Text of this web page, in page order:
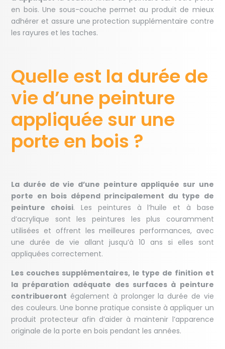
en bois. Une sous-couche permet au produit de mieux
adhérer et assure une protection supplémentaire contre
les rayures et les taches.
Quelle est la durée de
vie d’une peinture
appliquée sur une
porte en bois ?
La durée de vie d’une peinture appliquée sur une
porte en bois dépend principalement du type de
peinture choisi. Les peintures à l’huile et à base
d’acrylique sont les peintures les plus couramment
utilisées et offrent les meilleures performances, avec
une durée de vie allant jusqu’à 10 ans si elles sont
appliquées correctement.
Les couches supplémentaires, le type de finition et
la préparation adéquate des surfaces à peinture
contribueront également à prolonger la durée de vie
des couleurs. Une bonne pratique consiste à appliquer un
produit protecteur afin d’aider à maintenir l’apparence
originale de la porte en bois pendant les années.